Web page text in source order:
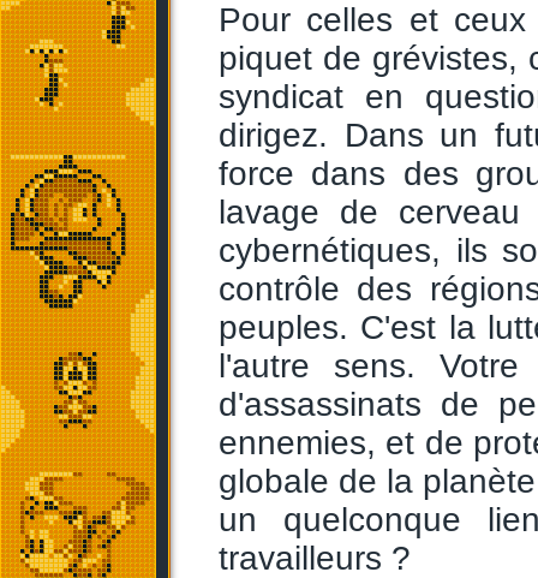
Pour celles et
piquet de grévistes,
syndicat en
dirigez. Dans un
force dans des
lavage de cerveau
cybernétiques, ils
contrôle des
peuples. C'est la
l'autre sens.
d'assassinats de
ennemies, et de
globale de la
un quelconque
travailleurs ?